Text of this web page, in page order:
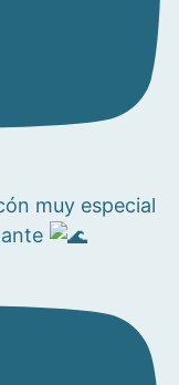
muy especial